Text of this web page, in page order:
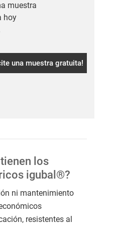
muestra
hoy
una muestra gratuita!
los
igubal®?
ni mantenimiento
resistentes al